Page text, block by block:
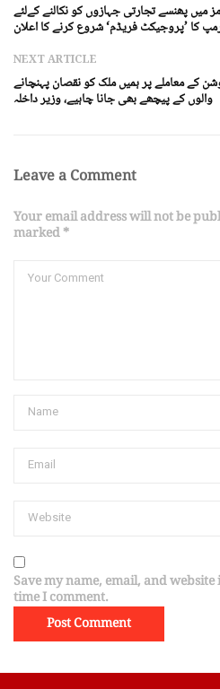
میں پھنسے تجارتی جہازوں کو نکالنے کےلئے
کا ’پروجیکٹ فریڈم‘ شروع کرنے کا اعلان
NEXT ARTICLE
کے معاملے پر ہمیں ملک کو نقصان پہنچانے
والوں کے پیچھے بھی جانا چاہیے، وزیر داخلہ
Leave a Comment
Your email address will not be
marked *
Save my name, email, and
time I comment.